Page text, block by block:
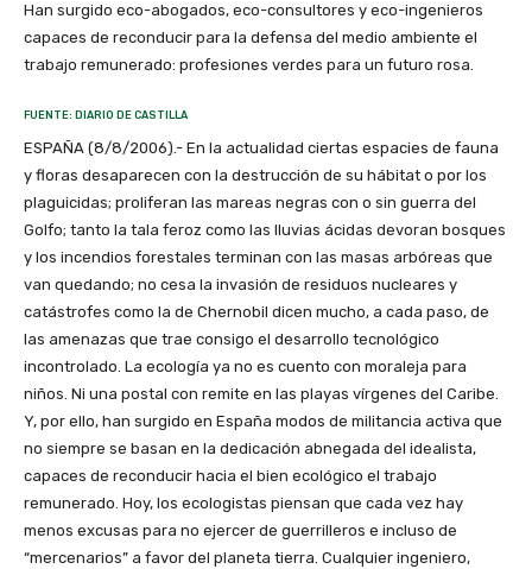
Han surgido eco-abogados, eco-consultores y eco-ingenieros
capaces de reconducir para la defensa del medio ambiente el
trabajo remunerado: profesiones verdes para un futuro rosa.
FUENTE: DIARIO DE CASTILLA
ESPAÑA (8/8/2006).- En la actualidad ciertas espacies de fauna
y floras desaparecen con la destrucción de su hábitat o por los
plaguicidas; proliferan las mareas negras con o sin guerra del
Golfo; tanto la tala feroz como las lluvias ácidas devoran bosques
y los incendios forestales terminan con las masas arbóreas que
van quedando; no cesa la invasión de residuos nucleares y
catástrofes como la de Chernobil dicen mucho, a cada paso, de
las amenazas que trae consigo el desarrollo tecnológico
incontrolado. La ecología ya no es cuento con moraleja para
niños. Ni una postal con remite en las playas vírgenes del Caribe.
Y, por ello, han surgido en España modos de militancia activa que
no siempre se basan en la dedicación abnegada del idealista,
capaces de reconducir hacia el bien ecológico el trabajo
remunerado. Hoy, los ecologistas piensan que cada vez hay
menos excusas para no ejercer de guerrilleros e incluso de
“mercenarios” a favor del planeta tierra. Cualquier ingeniero,